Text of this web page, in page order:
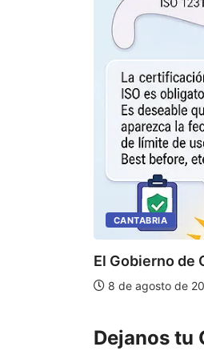
CANTABRIA
El Gobierno de
8 de agosto de
Dejanos tu